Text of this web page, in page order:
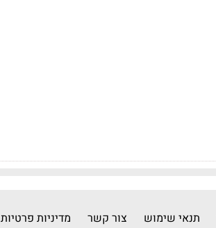
תנאי שימוש צור קשר מדיניות פרטיות